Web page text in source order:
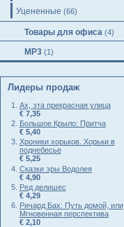
Уцененные (66)
Товары для офиса (4)
MP3 (1)
Лидеры продаж
Ах, эта прекрасная улица
€ 7,35
Большое Крыло: Притча
€ 5,40
Хроники хорьков. Хорьки в
поднебесье
€ 5,25
Сказки эры Водолея
€ 4,90
Ред делишес
€ 4,29
Ричард Бах: Путь домой, или
Мгновенная перспектива
€ 2,10